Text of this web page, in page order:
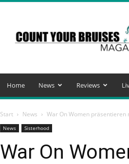
Your
Bruises
Magazine
Home News Reviews
Start News War On Women präsentieren
News Sisterhood
War On